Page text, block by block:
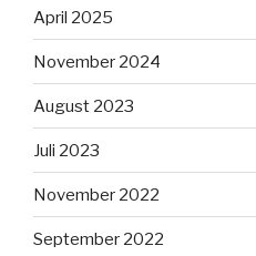
April 2025
November 2024
August 2023
Juli 2023
November 2022
September 2022